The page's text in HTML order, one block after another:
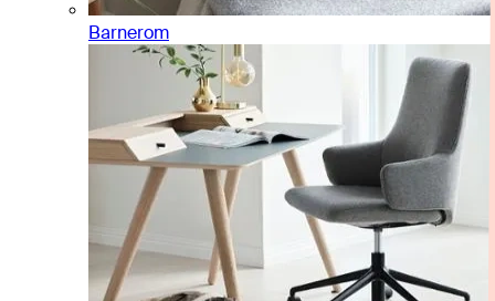
Barnerom